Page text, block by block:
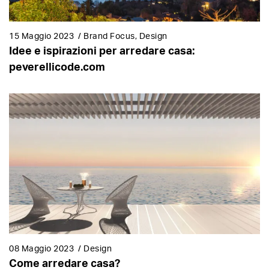
15 Maggio 2023 / Brand Focus, Design
Idee e ispirazioni per arredare casa:
peverellicode.com
08 Maggio 2023 / Design
Come arredare casa?